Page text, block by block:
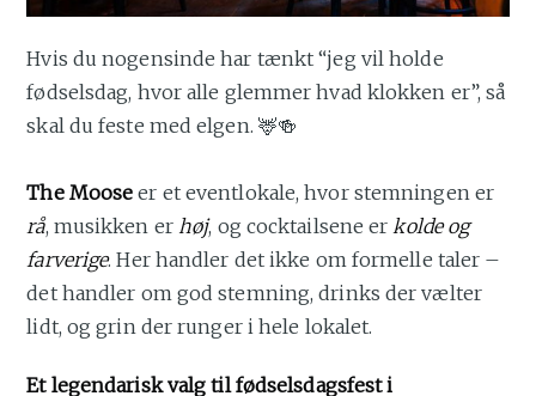
Hvis du nogensinde har tænkt “jeg vil holde
fødselsdag, hvor alle glemmer hvad klokken er”, så
skal du feste med elgen. 🦌🍻
The Moose er et eventlokale, hvor stemningen er
rå, musikken er høj, og cocktailsene erkolde og
farverige. Her handler det ikke om formelle taler –
det handler om god stemning, drinks der vælter
lidt, og grin der runger i hele lokalet.
Et legendarisk valg til fødselsdagsfest i